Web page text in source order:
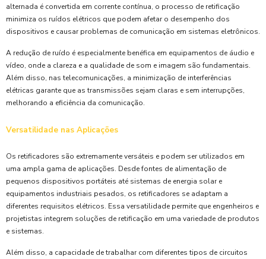
alternada é convertida em corrente contínua, o processo de retificação
minimiza os ruídos elétricos que podem afetar o desempenho dos
dispositivos e causar problemas de comunicação em sistemas eletrônicos.
A redução de ruído é especialmente benéfica em equipamentos de áudio e
vídeo, onde a clareza e a qualidade de som e imagem são fundamentais.
Além disso, nas telecomunicações, a minimização de interferências
elétricas garante que as transmissões sejam claras e sem interrupções,
melhorando a eficiência da comunicação.
Versatilidade nas Aplicações
Os retificadores são extremamente versáteis e podem ser utilizados em
uma ampla gama de aplicações. Desde fontes de alimentação de
pequenos dispositivos portáteis até sistemas de energia solar e
equipamentos industriais pesados, os retificadores se adaptam a
diferentes requisitos elétricos. Essa versatilidade permite que engenheiros e
projetistas integrem soluções de retificação em uma variedade de produtos
e sistemas.
Além disso, a capacidade de trabalhar com diferentes tipos de circuitos